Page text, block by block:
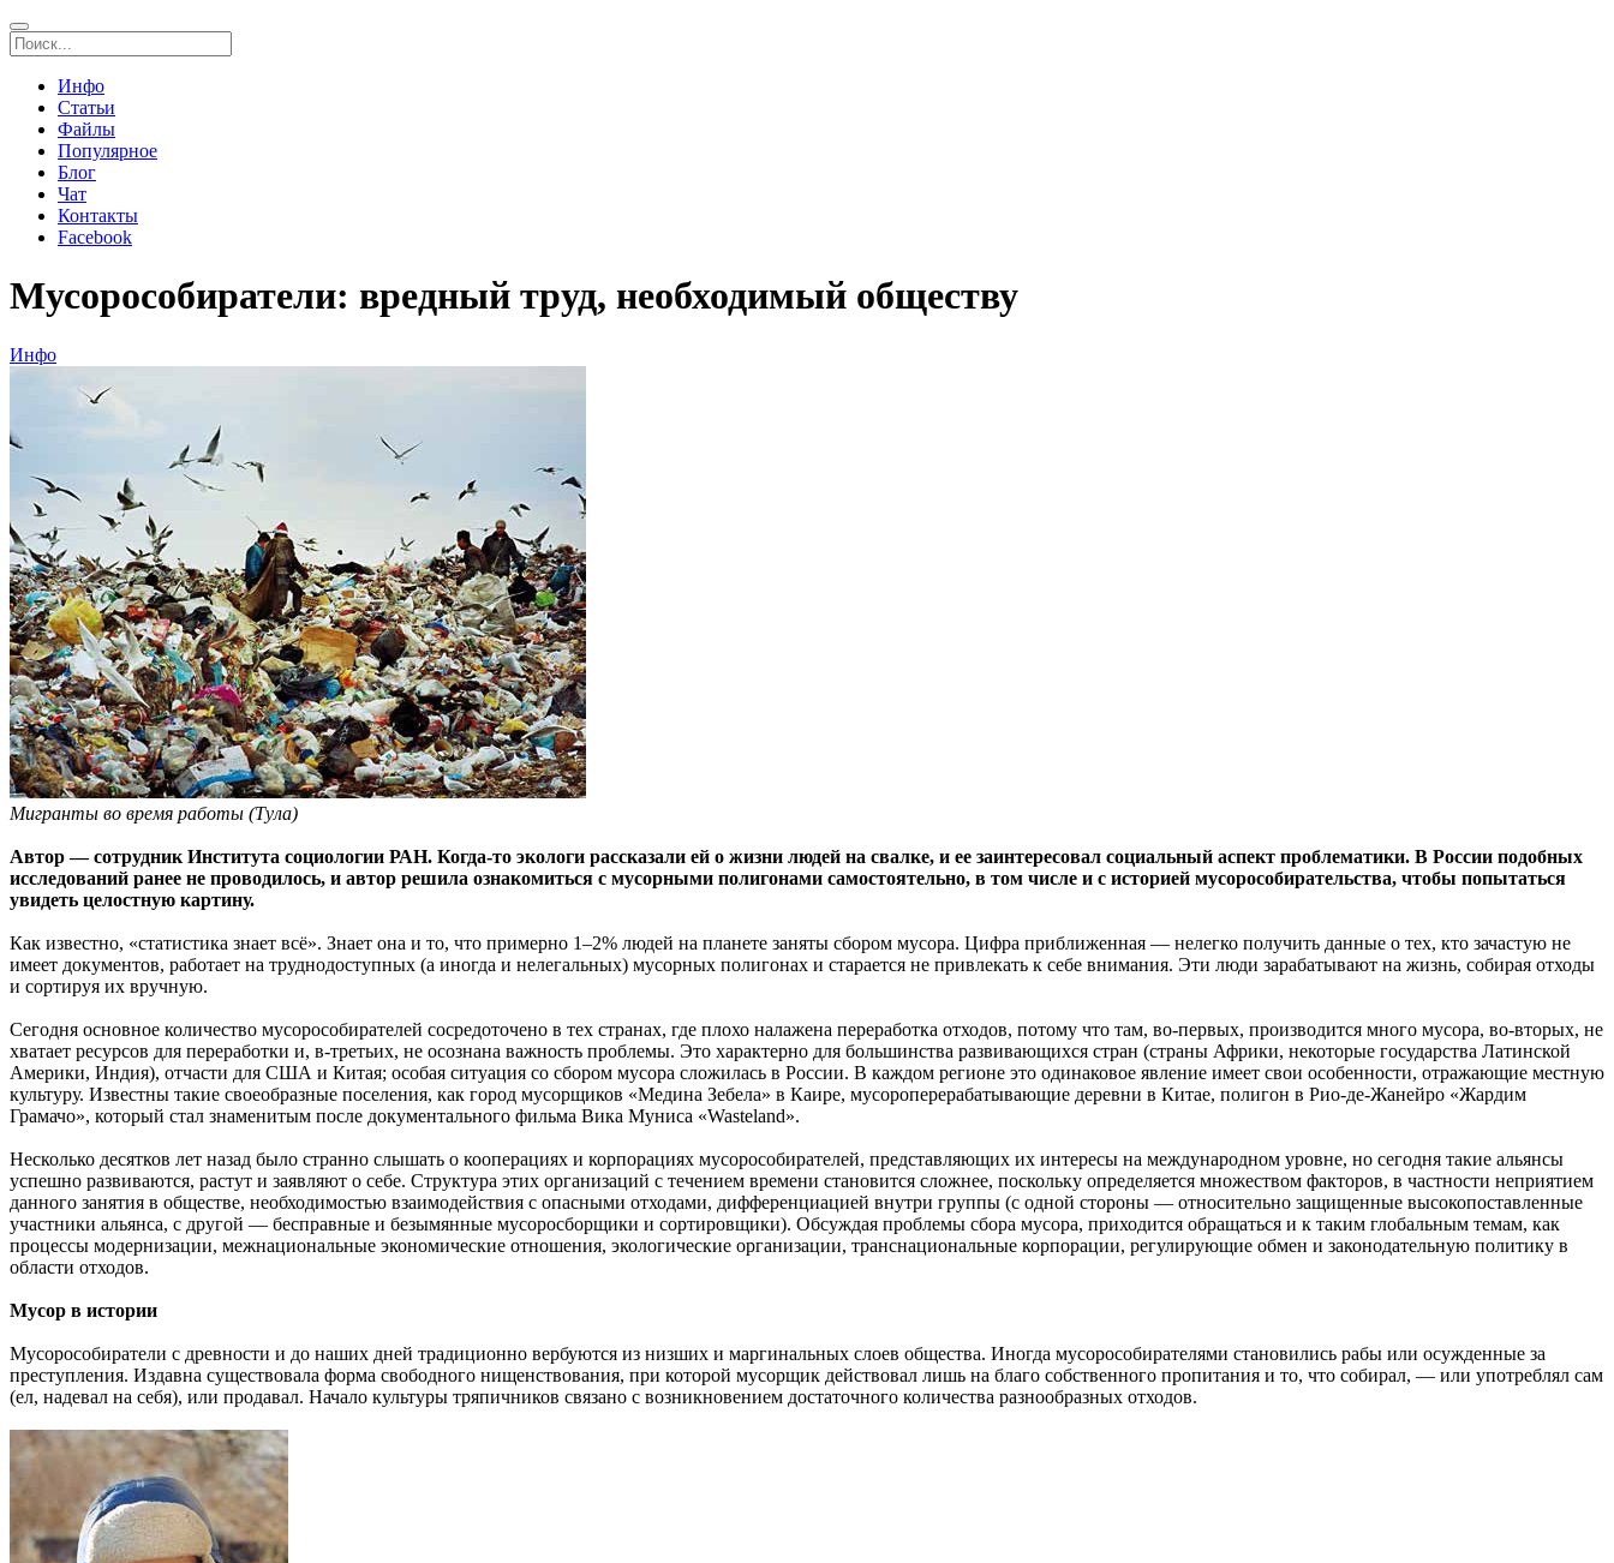
Инфо
Статьи
Файлы
Популярное
Блог
Чат
Контакты
Facebook
Мусорособиратели: вредный труд, необходимый обществу
Инфо
Мигранты во время работы (Тула)
Автор — сотрудник Института социологии РАН. Когда-то экологи рассказали ей о жизни людей на свалке, и ее заинтересовал социальный аспект проблематики. В России подобных
исследований ранее не проводилось, и автор решила ознакомиться с мусорными полигонами самостоятельно, в том числе и с историей мусорособирательства, чтобы попытаться
увидеть целостную картину.
Как известно, «статистика знает всё». Знает она и то, что примерно 1–2% людей на планете заняты сбором мусора. Цифра приближенная — нелегко получить данные о тех, кто зачастую не
имеет документов, работает на труднодоступных (а иногда и нелегальных) мусорных полигонах и старается не привлекать к себе внимания. Эти люди зарабатывают на жизнь, собирая отходы
и сортируя их вручную.
Сегодня основное количество мусорособирателей сосредоточено в тех странах, где плохо налажена переработка отходов, потому что там, во-первых, производится много мусора, во-вторых, не
хватает ресурсов для переработки и, в-третьих, не осознана важность проблемы. Это характерно для большинства развивающихся стран (страны Африки, некоторые государства Латинской
Америки, Индия), отчасти для США и Китая; особая ситуация со сбором мусора сложилась в России. В каждом регионе это одинаковое явление имеет свои особенности, отражающие местную
культуру. Известны такие своеобразные поселения, как город мусорщиков «Медина Зебела» в Каире, мусороперерабатывающие деревни в Китае, полигон в Рио-де-Жанейро «Жардим
Грамачо», который стал знаменитым после документального фильма Вика Муниса «Wasteland».
Несколько десятков лет назад было странно слышать о кооперациях и корпорациях мусорособирателей, представляющих их интересы на международном уровне, но сегодня такие альянсы
успешно развиваются, растут и заявляют о себе. Структура этих организаций с течением времени становится сложнее, поскольку определяется множеством факторов, в частности неприятием
данного занятия в обществе, необходимостью взаимодействия с опасными отходами, дифференциацией внутри группы (с одной стороны — относительно защищенные высокопоставленные
участники альянса, с другой — бесправные и безымянные мусоросборщики и сортировщики). Обсуждая проблемы сбора мусора, приходится обращаться и к таким глобальным темам, как
процессы модернизации, межнациональные экономические отношения, экологические организации, транснациональные корпорации, регулирующие обмен и законодательную политику в
области отходов.
Мусор в истории
Мусорособиратели с древности и до наших дней традиционно вербуются из низших и маргинальных слоев общества. Иногда мусорособирателями становились рабы или осужденные за
преступления. Издавна существовала форма свободного нищенствования, при которой мусорщик действовал лишь на благо собственного пропитания и то, что собирал, — или употреблял сам
(ел, надевал на себя), или продавал. Начало культуры тряпичников связано с возникновением достаточного количества разнообразных отходов.